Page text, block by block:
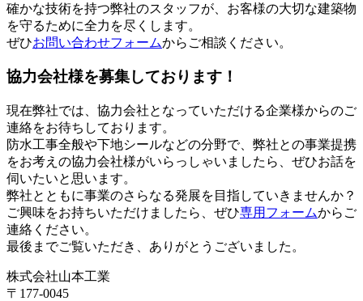
確かな技術を持つ弊社のスタッフが、お客様の大切な建築物
を守るために全力を尽くします。
ぜひお問い合わせフォームからご相談ください。
協力会社様を募集しております！
現在弊社では、協力会社となっていただける企業様からのご
連絡をお待ちしております。
防水工事全般や下地シールなどの分野で、弊社との事業提携
をお考えの協力会社様がいらっしゃいましたら、ぜひお話を
伺いたいと思います。
弊社とともに事業のさらなる発展を目指していきませんか？
ご興味をお持ちいただけましたら、ぜひ専用フォームからご
連絡ください。
最後までご覧いただき、ありがとうございました。
株式会社山本工業
〒177-0045